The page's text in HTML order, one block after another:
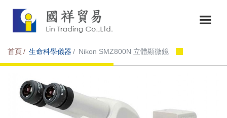
首頁 生命科學儀器 Nikon SMZ800N 立體顯微鏡